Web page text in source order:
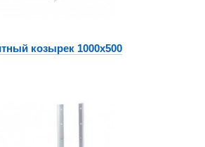
козырек 1000х500